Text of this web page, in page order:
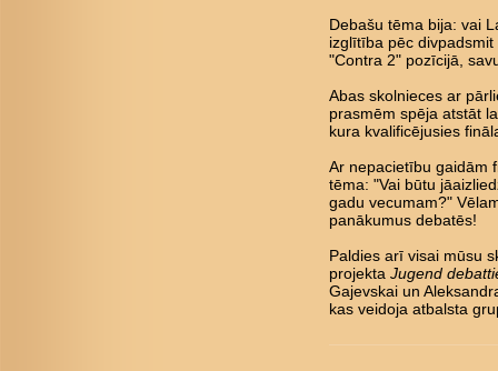
Debašu tēma bija: vai
izglītība pēc
"Contra 2" pozīcijā,
Abas skolnieces ar
prasmēm spēja atstāt
kura kvalificējusies
Ar nepacietību gaidām
tēma: "Vai būtu
gadu vecumam?"
panākumus debatēs!
Paldies arī visai mūsu
projekta Jugend
Gajevskai un
kas veidoja atbalsta